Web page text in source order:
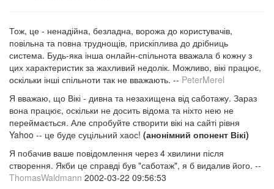
Тож, це - ненадійна, безладна, ворожа до користувачів,
повільна та повна труднощів, прискіплива до дрібниць
система. Будь-яка інша онлайн-спільнота вважала б кожну з
цих характеристик за жахливий недолік. Можливо, вікі працює,
оскільки інші спільноти так не вважають. -- PeterMerel
Я вважаю, що Вікі - дивна та незахищена від саботажу. Зараз
вона працює, оскільки не досить відома та ніхто нею не
переймається. Але спробуйте створити вікі на сайті рівня
Yahoo -- це буде суцільний хаос! (анонімний опонент Вікі)
Я побачив ваше повідомлення через 4 хвилини після
створення. Якби це справді був "саботаж", я б видалив його. --
ThomasWaldmann 2002-03-22 09:56:53